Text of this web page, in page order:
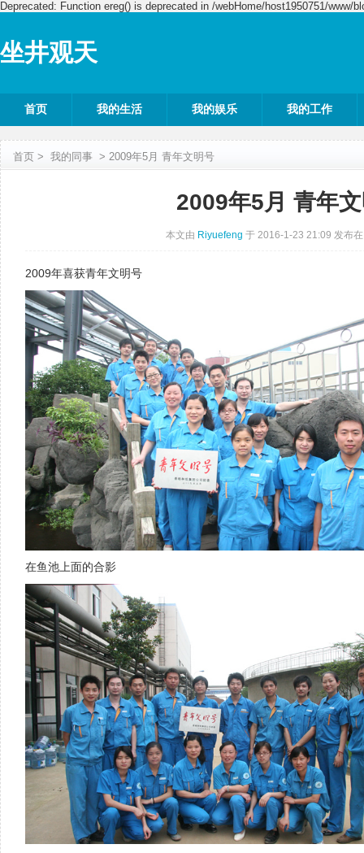
Deprecated: Function ereg() is deprecated in /webHome/host1950751/www/
坐井观天
首页 我的生活 我的娱乐 我的工作
首页 > 我的同事 > 2009年5月 青年文明号
2009年5月 青年
本文由 Riyuefeng 于 2016-1-23 21:09 发布
2009年喜获青年文明号
在鱼池上面的合影